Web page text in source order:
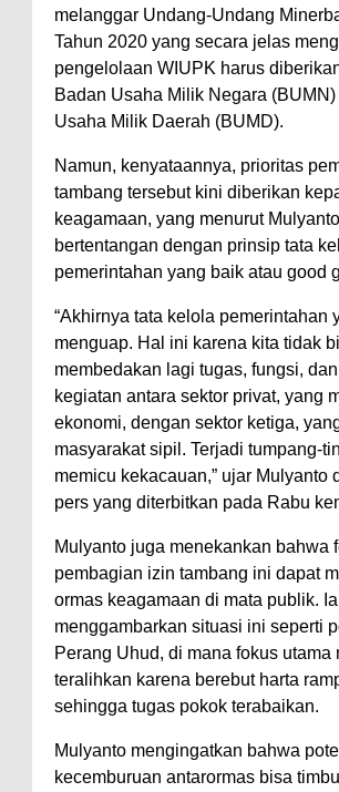
melanggar Undang-Undang
Tahun 2020 yang secara jelas
pengelolaan WIUPK harus
Badan Usaha Milik Negara
Usaha Milik Daerah (BUMD).
Namun, kenyataannya, prioritas
tambang tersebut kini diberikan
keagamaan, yang menurut
bertentangan dengan prinsip tata
pemerintahan yang baik atau good
“Akhirnya tata kelola pemerintahan
menguap. Hal ini karena kita tidak
membedakan lagi tugas, fungsi,
kegiatan antara sektor privat, yang
ekonomi, dengan sektor ketiga,
masyarakat sipil. Terjadi tumpang-
memicu kekacauan,” ujar Mulyanto
pers yang diterbitkan pada Rabu
Mulyanto juga menekankan bahwa
pembagian izin tambang ini dapat
ormas keagamaan di mata publik. Ia
menggambarkan situasi ini seperti
Perang Uhud, di mana fokus utama
teralihkan karena berebut harta
sehingga tugas pokok terabaikan.
Mulyanto mengingatkan bahwa
kecemburuan antarormas bisa